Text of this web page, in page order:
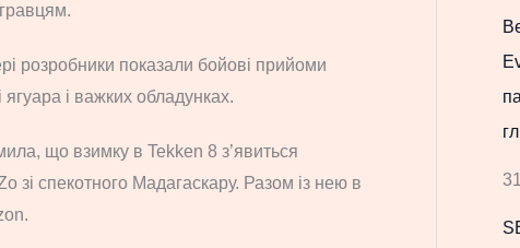
розробники показали бойові прийоми
і важких обладунках.
що взимку в Tekken 8 з’явиться
зі спекотного Мадагаскару. Разом із нею в